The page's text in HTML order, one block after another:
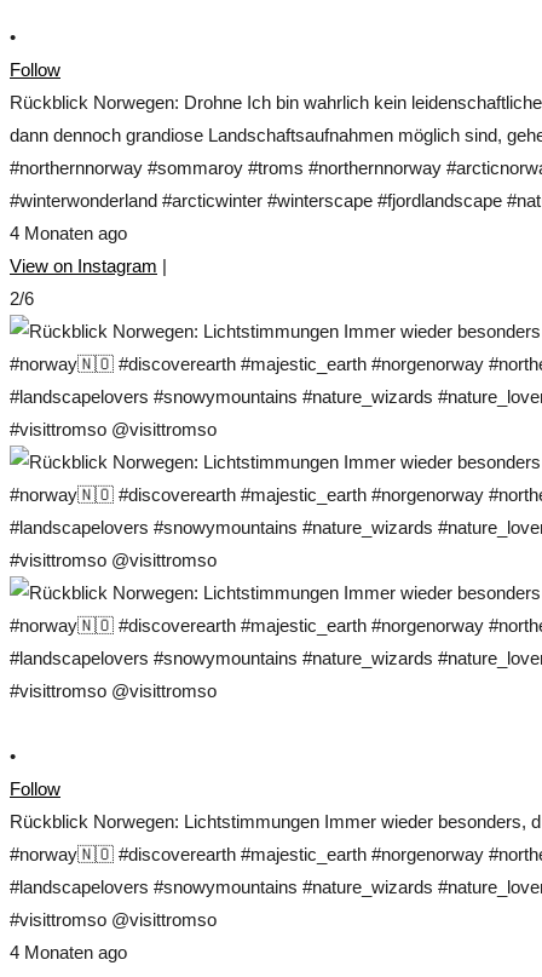
•
Follow
Rückblick Norwegen: Drohne Ich bin wahrlich kein
dann dennoch grandiose Landschaftsaufnahmen möglich sind,
#northernnorway #sommaroy #troms #northernnorway
#winterwonderland #arcticwinter #winterscape #fjordlandscape
4 Monaten ago
View on Instagram |
2/6
•
Follow
Rückblick Norwegen: Lichtstimmungen Immer wieder besonders,
#norway🇳🇴 #discoverearth #majestic_earth #norgenorway
#landscapelovers #snowymountains #nature_wizards
#visittromso @visittromso
4 Monaten ago